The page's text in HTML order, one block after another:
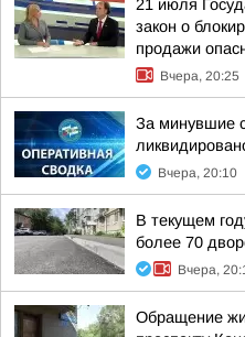
21 июля
закон о
продажи
Вчера, 20:25
За минувшие
Вчера, 20:10
В текущем
более 70
Вчера,
Обращение